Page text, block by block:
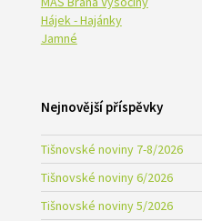
Hájek - Hajánky
Jamné
Nejnovější příspěvky
Tišnovské noviny 7-8/2026
Tišnovské noviny 6/2026
Tišnovské noviny 5/2026